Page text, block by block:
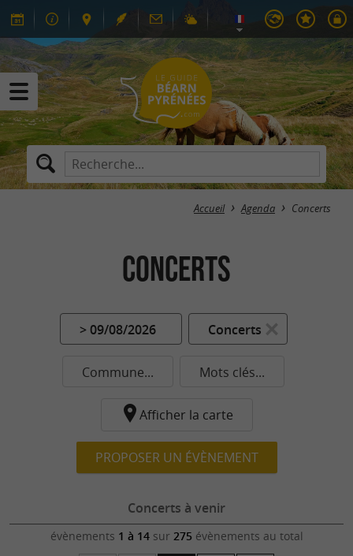
Accueil Agenda Concerts
Concerts
> 09/08/2026 Concerts
Commune... Mots clés...
Afficher la carte
PROPOSER UN ÉVÈNEMENT
Concerts à venir
évènements 1 à 14sur 275 évènements au total